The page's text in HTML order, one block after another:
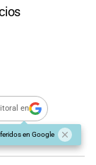
en
en Google